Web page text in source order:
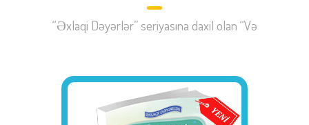
“Əxlaqi Dəyərlər” seriyasına daxil olan “Və